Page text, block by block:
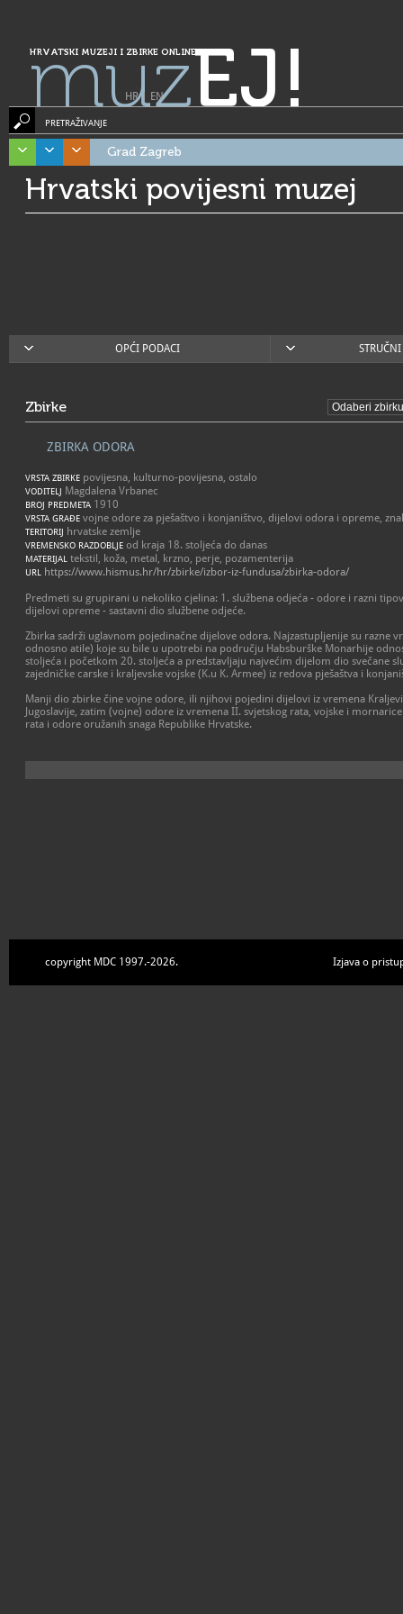
HRVATSKI MUZEJI I ZBIRKE ONLINE
muzEJ!
HR| EN
PRETRAŽIVANJE
Grad Zagreb
Hrvatski povijesni muzej
OPĆI PODACI
Zbirke
ZBIRKA ODORA
VRSTA ZBIRKE povijesna, kulturno-povijesna, ostalo
VODITELJ Magdalena Vrbanec
BROJ PREDMETA 1910
VRSTA GRAĐE vojne odore za pješaštvo i konjaništvo, dijelovi odora i opreme,
TERITORIJ hrvatske zemlje
VREMENSKO RAZDOBLJE od kraja 18. stoljeća do danas
MATERIJAL tekstil, koža, metal, krzno, perje, pozamenterija
URL https://www.hismus.hr/hr/zbirke/izbor-iz-fundusa/zbirka-odora/
Predmeti su grupirani u nekoliko cjelina: 1. službena odjeća - odore i razni
dijelovi opreme - sastavni dio službene odjeće.
Zbirka sadrži uglavnom pojedinačne dijelove odora. Najzastupljenije su razne
odnosno atile) koje su bile u upotrebi na području Habsburške Monarhije
stoljeća i početkom 20. stoljeća a predstavljaju najvećim dijelom dio svečane
zajedničke carske i kraljevske vojske (K.u K. Armee) iz redova pješaštva i
Manji dio zbirke čine vojne odore, ili njihovi pojedini dijelovi iz vremena
Jugoslavije, zatim (vojne) odore iz vremena II. svjetskog rata, vojske i
rata i odore oružanih snaga Republike Hrvatske.
copyright MDC 1997.-2026. Izjava o